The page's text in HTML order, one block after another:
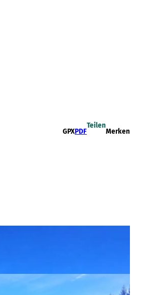
GPXPDF
Teilen
Merken